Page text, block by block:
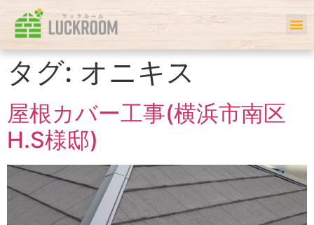
タグ: オニキス
屋根カバー工事(横浜市南区
H.S様邸)